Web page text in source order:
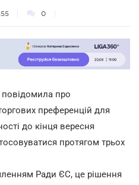
0
про
преференцій для
до кінця вересня
протягом трьох
Ради ЄС, це рішення